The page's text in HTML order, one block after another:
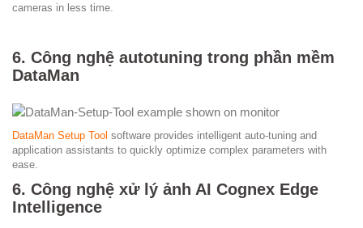
cameras in less time.
6. Công nghệ autotuning trong phần mềm
DataMan
DataMan Setup Tool software provides intelligent auto-tuning and
application assistants to quickly optimize complex parameters with
ease.
6. Công nghệ xử lý ảnh AI Cognex Edge
Intelligence